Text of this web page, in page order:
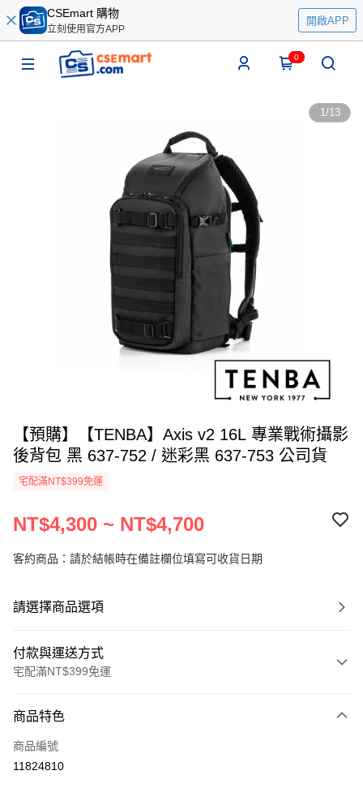
CSEmart 購物
立刻使用官方APP
開啟APP
0
1/13
【預購】【TENBA】Axis v2 16L 專業戰術攝影
後背包 黑 637-752 / 迷彩黑 637-753 公司貨
宅配滿NT$399免運
NT$4,300 ~ NT$4,700
客約商品：請於結帳時在備註欄位填寫可收貨日期
請選擇商品選項
付款與運送方式
宅配滿NT$399免運
信用卡一次付款
信用卡分期付款
商品特色
商品編號
11824810